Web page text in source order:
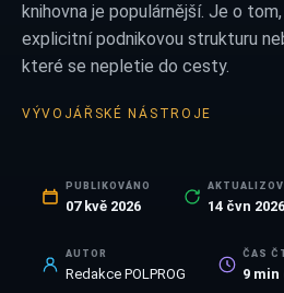
knihovna je populárnější. Je o
explicitní podnikovou strukturu
které se nepletie do cesty.
VÝVOJÁŘSKÉ NÁSTROJE
PUBLIKOVÁNO
07 kvě 2026 14 čvn 2026
AUTOR
Redakce POLPROG
ČAS
9 min